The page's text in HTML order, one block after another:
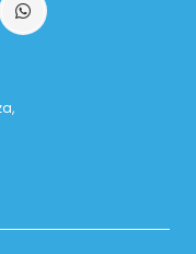
WhatsApp